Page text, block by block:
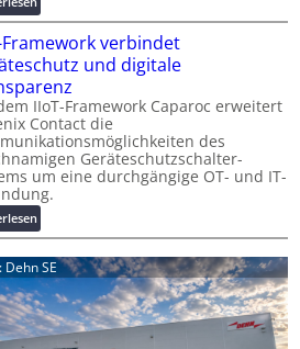
f
a
l
l
e
c
:
T
r
e
f
f
p
u
n
k
f
ü
r
p
W
ö
h
n
e
r
m
i
t
n
e
u
e
r
Y
o
u
Framework verbindet
und digitale
IIoT-Framework Caparoc erweitert
Contact die
des
Geräteschutzschalter-
um eine durchgängige OT- und IT-
:
I
I
o
T
-
F
Dehn SE